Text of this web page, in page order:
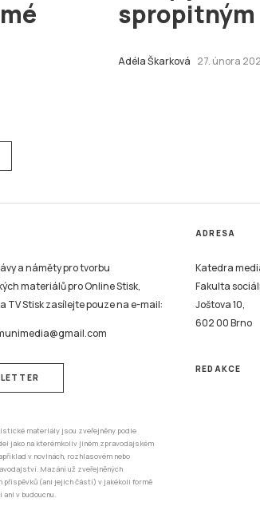
spropitným
Adéla Škarková 27. února
a náměty pro tvorbu
materiálů pro Online Stisk,
TV Stisk zasílejte pouze na e-mail:
materiály jsou zveřejněny podle
jako na kterémkoliv jiném zpravodajském
v novinách, rozhlasovém nebo
Mazání už zveřejněných
(ani jejich částí) v jakékoli formě
ani v budoucnu.
ADRESA
Katedra
Fakulta
Joštova 10,
602 00 Brno
REDAKCE